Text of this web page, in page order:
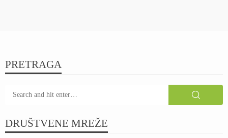
PRETRAGA
DRUŠTVENE MREŽE